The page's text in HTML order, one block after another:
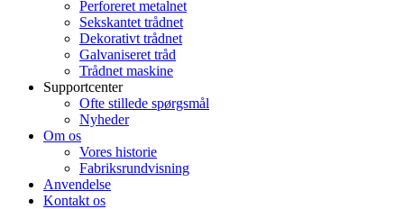
Perforeret metalnet
Sekskantet trådnet
Dekorativt trådnet
Galvaniseret tråd
Trådnet maskine
Supportcenter
Ofte stillede spørgsmål
Nyheder
Om os
Vores historie
Fabriksrundvisning
Anvendelse
Kontakt os